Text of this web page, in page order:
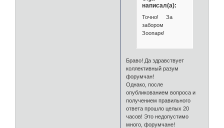
написал(а):
Точно! За
забором
Зоопарк!
Браво! Да здравствует
коллективный разум
форумчан!
Однако, после
опубликованием вопроса и
получением правильного
ответа прошло целых 20
часов! Это недопустимо
много, форумчане!